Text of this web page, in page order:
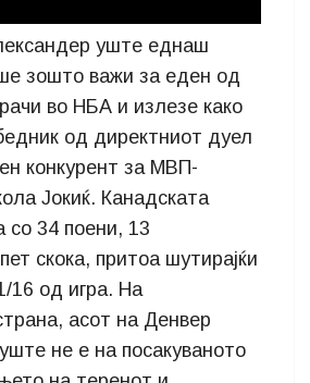
уште еднаш
зошто важи за еден од
во НБА и излезе како
од директниот дуел
конкурент за МВП-
Јокиќ. Канадската
со 34 поени, 13
скока, притоа шутирајќи
16 од игра. На
асот на Денвер
не е на посакуваното